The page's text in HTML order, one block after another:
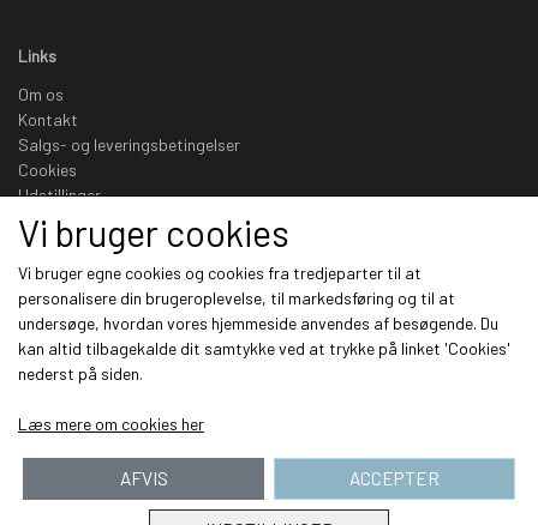
Links
Om os
Kontakt
Salgs- og leveringsbetingelser
Cookies
Udstillinger
Sociale medier
Modtag vores nyhedsbrev via e-mail
(mere information)
Vi bruger cookies
Vi bruger egne cookies og cookies fra tredjeparter til at
personalisere din brugeroplevelse, til markedsføring og til at
undersøge, hvordan vores hjemmeside anvendes af besøgende. Du
kan altid tilbagekalde dit samtykke ved at trykke på linket 'Cookies'
nederst på siden.
Læs mere om cookies her
AFVIS ACCEPTER